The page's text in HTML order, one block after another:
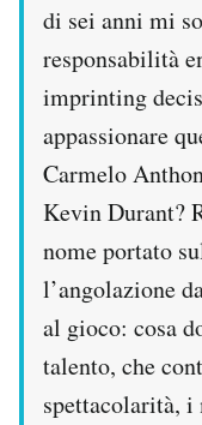
CALENDARIO
AREA
Area Personale
Newsletter
Notifiche mobile
Regala il Post
Esci
di sei anni mi
responsabilità
imprinting
appassionare
Carmelo
Kevin Durant?
nome portato
l’angolazione
al gioco: cosa
talento, che
spettacolarità,